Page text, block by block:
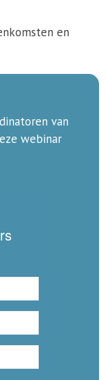
en
van
webinar